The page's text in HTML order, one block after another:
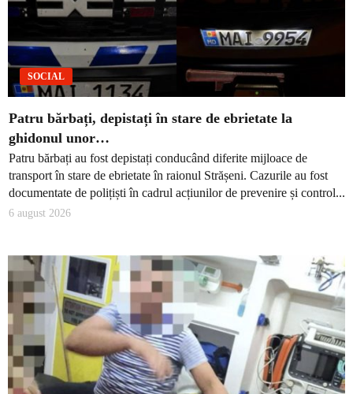
SOCIAL
Patru bărbați, depistați în stare de ebrietate la
ghidonul unor…
Patru bărbați au fost depistați conducând diferite mijloace de
transport în stare de ebrietate în raionul Strășeni. Cazurile au fost
documentate de polițiști în cadrul acțiunilor de prevenire și control...
6 august 2026